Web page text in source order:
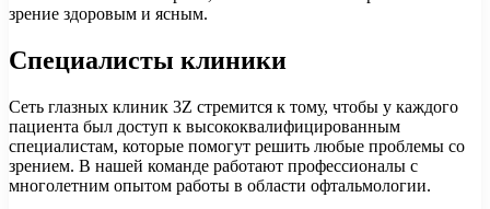
зрение здоровым и ясным.
Специалисты клиники
Сеть глазных клиник 3Z стремится к тому, чтобы у каждого
пациента был доступ к высококвалифицированным
специалистам, которые помогут решить любые проблемы со
зрением. В нашей команде работают профессионалы с
многолетним опытом работы в области офтальмологии.